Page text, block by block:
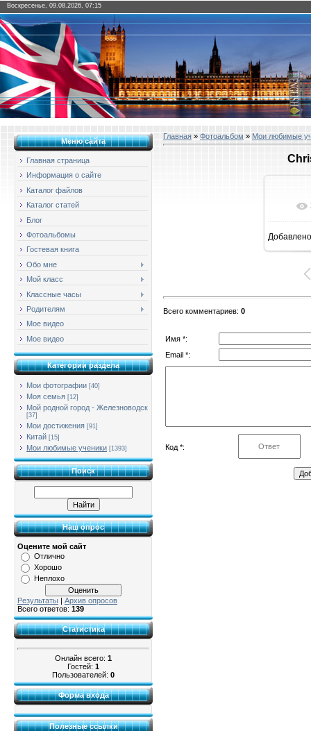
Воскресенье, 09.08.2026, 07:15
Меню сайта
Главная страница
Информация о сайте
Каталог файлов
Каталог статей
Блог
Фотоальбомы
Гостевая книга
Обо мне
Мой класс
Классные часы
Родителям
Мое видео
Мое видео
Категории раздела
Мои фотографии [40]
Моя семья [12]
Мой родной город - Железноводск
[37]
Мои достижения [91]
Китай [15]
Мои любимые ученики [1393]
Поиск
Наш опрос
Оцените мой сайт
Отлично
Хорошо
Неплохо
Результаты | Архив опросов
Всего ответов: 139
Статистика
Онлайн всего: 1
Гостей: 1
Пользователей: 0
Форма входа
Полезные ссылки
Главная » Фотоальбом » Мои любимые
Добавлено
Всего комментариев: 0
Имя *:
Email *:
Код *: